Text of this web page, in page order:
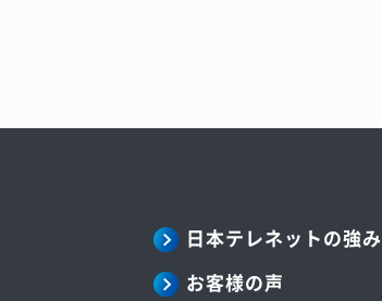
日本テレネットの強み
お客様の声